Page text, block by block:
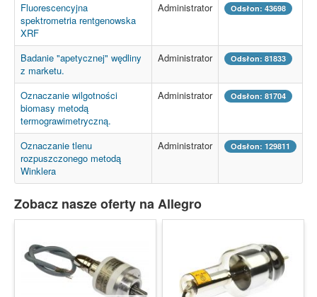
Fluorescencyjna
spektrometria rentgenowska
XRF
Administrator Odsłon: 43698
Badanie "apetycznej" wędliny
z marketu.
Administrator Odsłon: 81833
Oznaczanie wilgotności
biomasy metodą
termograwimetryczną.
Administrator Odsłon: 81704
Oznaczanie tlenu
rozpuszczonego metodą
Winklera
Administrator Odsłon: 129811
Zobacz nasze oferty na Allegro